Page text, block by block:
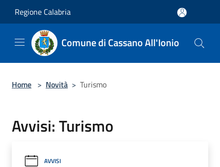
Regione Calabria
Comune di Cassano All'Ionio
Home > Novità > Turismo
Avvisi: Turismo
AVVISI